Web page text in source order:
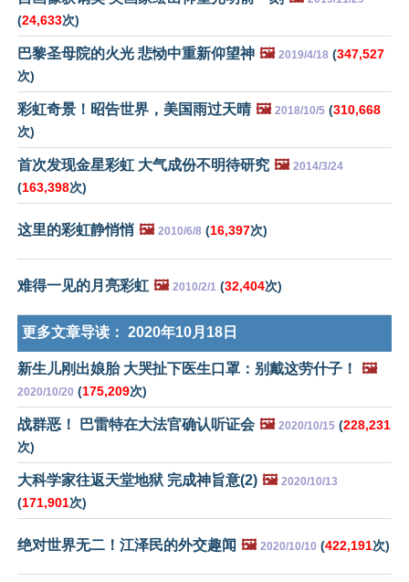
(24,633次)
巴黎圣母院的火光 悲恸中重新仰望神 🖼️ 2019/4/18 (347,527
次)
彩虹奇景！昭告世界，美国雨过天晴 🖼️ 2018/10/5 (310,668
次)
首次发现金星彩虹 大气成份不明待研究 🖼️ 2014/3/24
(163,398次)
这里的彩虹静悄悄 🖼️ 2010/6/8 (16,397次)
难得一见的月亮彩虹 🖼️ 2010/2/1 (32,404次)
更多文章导读： 2020年10月18日
新生儿刚出娘胎 大哭扯下医生口罩：别戴这劳什子！ 🖼️
2020/10/20 (175,209次)
战群恶！ 巴雷特在大法官确认听证会 🖼️ 2020/10/15 (228,231
次)
大科学家往返天堂地狱 完成神旨意(2) 🖼️ 2020/10/13
(171,901次)
绝对世界无二！江泽民的外交趣闻 🖼️ 2020/10/10 (422,191次)